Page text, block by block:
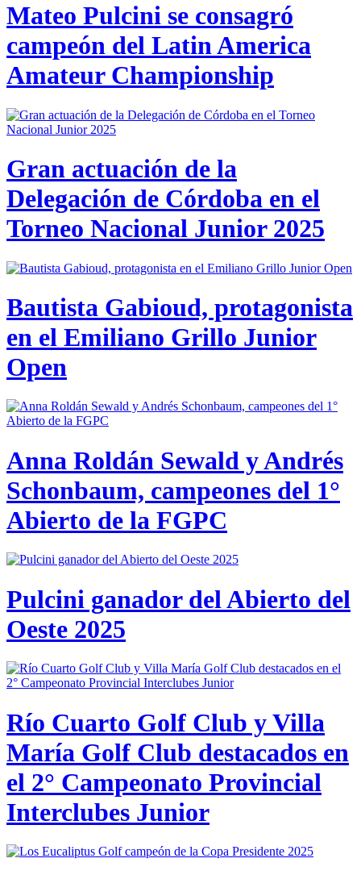
Mateo Pulcini se consagró
campeón del Latin America
Amateur Championship
Gran actuación de la
Delegación de Córdoba en el
Torneo Nacional Junior 2025
Bautista Gabioud, protagonista
en el Emiliano Grillo Junior
Open
Anna Roldán Sewald y Andrés
Schonbaum, campeones del 1°
Abierto de la FGPC
Pulcini ganador del Abierto del
Oeste 2025
Río Cuarto Golf Club y Villa
María Golf Club destacados en
el 2° Campeonato Provincial
Interclubes Junior